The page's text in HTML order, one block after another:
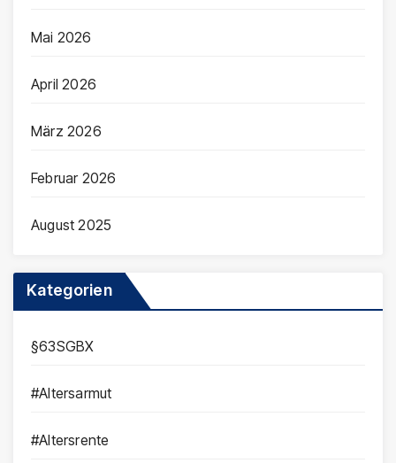
Mai 2026
April 2026
März 2026
Februar 2026
August 2025
Kategorien
§63SGBX
#Altersarmut
#Altersrente